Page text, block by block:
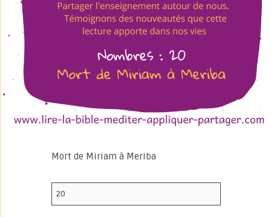
Mort de Miriam à Meriba
20